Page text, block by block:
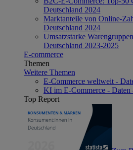
Deutschland 2024
Marktanteile von Online-
Deutschland 2024
Umsatzstarke
Deutschland 2023-2025
E-commerce
Themen
Weitere Themen
E-Commerce weltweit -
KI im E-Commerce - Daten
Top Report